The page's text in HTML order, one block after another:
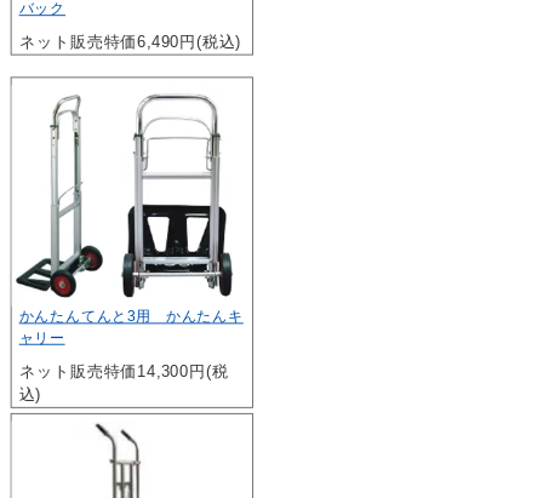
バック
ネット販売特価6,490円(税込)
かんたんてんと3用 かんたんキ
ャリー
ネット販売特価14,300円(税
込)